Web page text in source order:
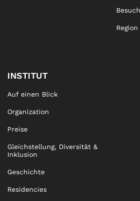
Region
INSTITUT
Auf einen Blick
Organization
Preise
Gleichstellung, Diversität &
Inklusion
Geschichte
Residencies